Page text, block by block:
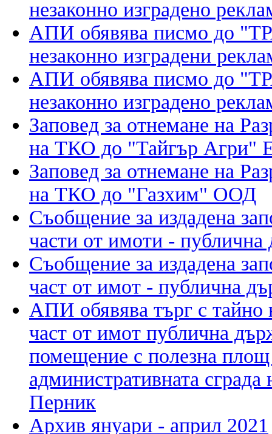
незаконно изградено
АПИ обявява писмо до
незаконно изградени
АПИ обявява писмо до
незаконно изградено
Заповед за отнемане на
на ТКО до "Тайгър Агри"
Заповед за отнемане на
на ТКО до "Газхим" ООД
Съобщение за издадена
части от имоти - публична
Съобщение за издадена
част от имот - публична
АПИ обявява търг с тайно
част от имот публична
помещение с полезна
административната
Перник
Архив януари - април 2021